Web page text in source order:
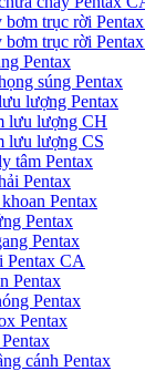
bơm trục rời
bơm trục rời
Pentax
súng Pentax
lượng Pentax
lưu lượng CH
lưu lượng CS
tâm Pentax
Pentax
Pentax
Pentax
Pentax
Pentax CA
Pentax
Pentax
Pentax
cánh Pentax